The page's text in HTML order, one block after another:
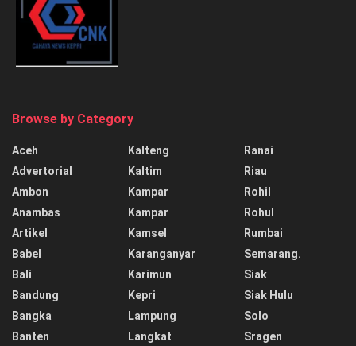
Browse by Category
Aceh
Advertorial
Ambon
Anambas
Artikel
Babel
Bali
Bandung
Bangka
Banten
Kalteng
Kaltim
Kampar
Kampar
Kamsel
Karanganyar
Karimun
Kepri
Lampung
Langkat
Ranai
Riau
Rohil
Rohul
Rumbai
Semarang.
Siak
Siak Hulu
Solo
Sragen